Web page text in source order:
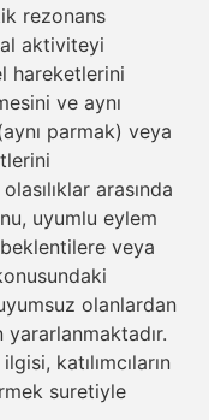
rezonans
aktiviteyi
hareketlerini
ve aynı
parmak) veya
arasında
uyumlu eylem
veya
olanlardan
katılımcıların
suretiyle